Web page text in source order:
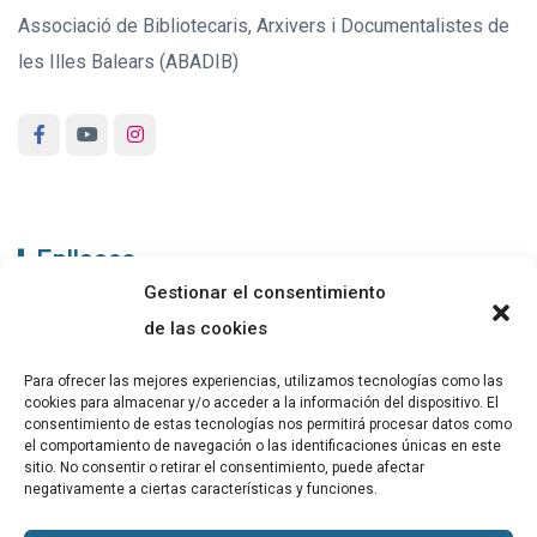
Gestionar el consentimiento
de las cookies
Para ofrecer las mejores experiencias, utilizamos tecnologías como las
cookies para almacenar y/o acceder a la información del dispositivo. El
consentimiento de estas tecnologías nos permitirá procesar datos como
el comportamiento de navegación o las identificaciones únicas en este
sitio. No consentir o retirar el consentimiento, puede afectar
negativamente a ciertas características y funciones.
Associació de Bibliotecaris, Arxivers i Documentalistes de
les Illes Balears (ABADIB)
Enllaços
PUBLICACIONS
CONTACTE
Altres